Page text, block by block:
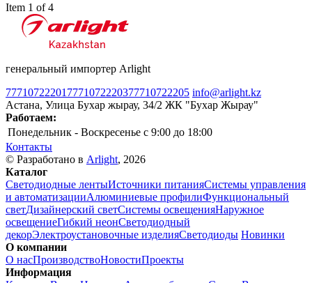
Item 1 of 4
генеральный импортер Arlight
77710722201 7771072220377710722205 info@arlight.kz
Астана, Улица Бухар жырау, 34/2 ЖК "Бухар Жырау"
Работаем:
Понедельник - Воскресенье c 9:00 до 18:00
Контакты
© Разработано в Arlight, 2026
Каталог
Светодиодные лентыИсточники питанияСистемы управления
и автоматизацииАлюминиевые профилиФункциональный
светДизайнерский светСистемы освещенияНаружное
освещениеГибкий неонСветодиодный
декорЭлектроустановочные изделияСветодиоды Новинки
О компании
О насПроизводствоНовостиПроекты
Информация